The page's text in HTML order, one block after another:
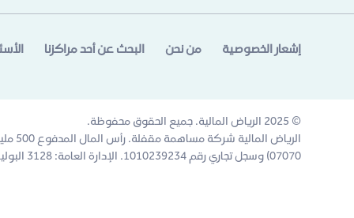
إشعار الخصوصية من نحن البحث عن أحد مراكزنا
© 2025 الرياض المالية. جميع الحقوق محفوظة.
07070) وسجل تجاري رقم 1010239234. الإدارة العامة: 3128 البوليفارد المالي، 6671 حي العقيق، الرياض 13519، المملكة العربية السعودية.